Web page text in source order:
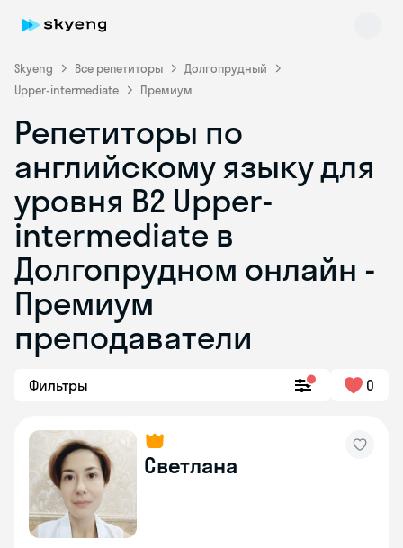
Skyeng Все репетиторы
Долгопрудный
Upper-intermediate
Премиум
Репетиторы по
английскому языку для
уровня B2 Upper-
intermediate в
Долгопрудном онлайн -
Премиум
преподаватели
Фильтры 0
Светлана
Skyeng Chat